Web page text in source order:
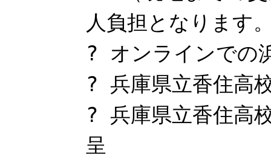
人負担となります
? オンラインでの
? 兵庫県立香住高
? 兵庫県立香住高
呈